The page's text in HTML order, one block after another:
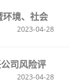
境、社会
2023-04-28
司风险评
2023-04-28